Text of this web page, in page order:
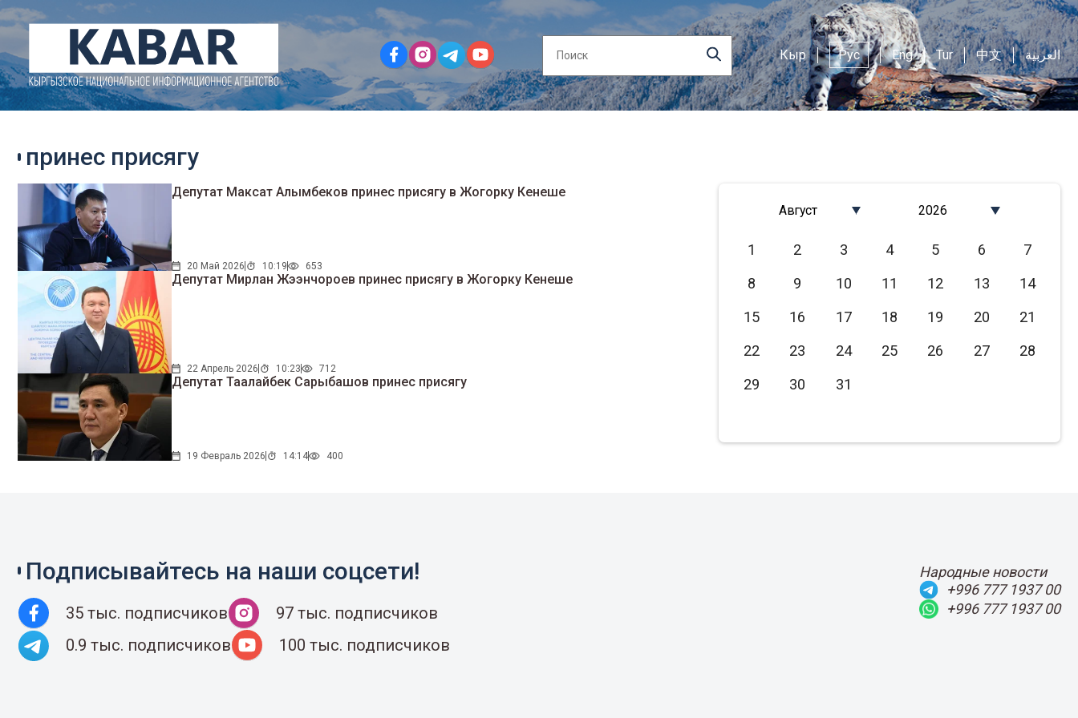
Кыр Рус Eng Tur 中文 العربية
принес присягу
Депутат Максат Алымбеков принес присягу в Жогорку Кенеше
20 Май 2026 10:19 653
Депутат Мирлан Жээнчороев принес присягу в Жогорку Кенеше
22 Апрель 2026 10:23 712
Депутат Таалайбек Сарыбашов принес присягу
19 Февраль 2026 14:14 400
Август
Март
Апрель
Июнь
Июль
2026
2024
2023
2021
1 2 3 4 5 6
7
8
9 10 11 12 13
14
15
16 17 18 19 20
21
22
23 24 25 26 27
28
29
30 31
Подписывайтесь на наши соцсети!
35 тыс. подписчиков
97 тыс. подписчиков
0.9 тыс. подписчиков
100 тыс. подписчиков
Народные новости
+996 777 1937 00
+996 777 1937 00